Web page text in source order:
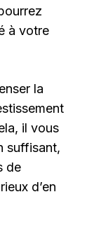
à votre
la
il vous
suffisant,
de
d’en